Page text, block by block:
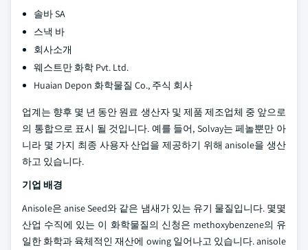
솔바 SA
스낵 바
회사소개
웨스트만 화학 Pvt. Ltd.
Huaian Depon 화학물질 Co., 주식 회사
업계는 향후 몇 년 동안 원료 생산자 및 제품 제조업체 중 앞으로
의 통합으로 표시 될 것입니다. 예를 들어, Solvay는 페놀뿐만 아
니라 몇 가지 최종 사용자 산업을 제공하기 위해 anisole을 생산
하고 있습니다.
기업 배경
Anisole은 anise Seed와 같은 냄새가 있는 유기 물질입니다. 몇몇
산업 수직에 있는 이 화학물질의 신청은 methoxybenzene의 유
일한 화학과 육체적인 재산에 owing 일어나고 있습니다. anisole